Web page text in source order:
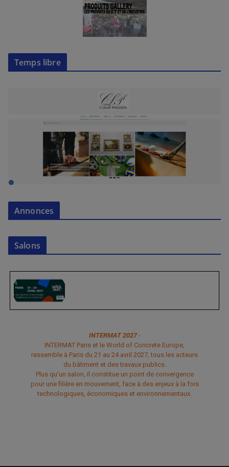
Temps libre
Annonces
Salons
INTERMAT 2027-
INTERMAT Paris et le World of Concrete Europe,
rassemble à Paris du 21 au 24 avril 2027, tous les acteurs
du bâtiment et des travaux publics.
Plus qu’un salon, il constitue un point de convergence
pour une filière en mouvement, face à des enjeux à la fois
technologiques, économiques et environnementaux.